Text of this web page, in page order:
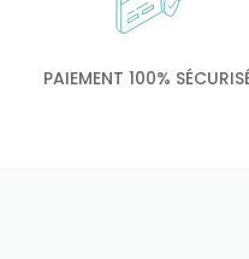
PAIEMENT 100%